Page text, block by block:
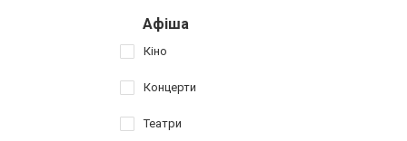
Афіша
Кіно
Концерти
Театри